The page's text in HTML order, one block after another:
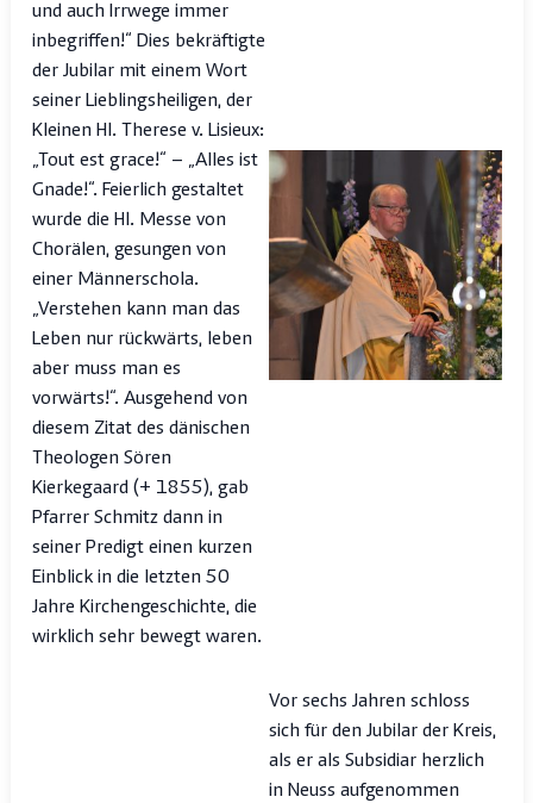
und auch Irrwege immer
inbegriffen!“ Dies bekräftigte
der Jubilar mit einem Wort
seiner Lieblingsheiligen, der
Kleinen Hl. Therese v. Lisieux:
„Tout est grace!“ – „Alles ist
Gnade!“. Feierlich gestaltet
wurde die Hl. Messe von
Chorälen, gesungen von
einer Männerschola.
„Verstehen kann man das
Leben nur rückwärts, leben
aber muss man es
vorwärts!“. Ausgehend von
diesem Zitat des dänischen
Theologen Sören
Kierkegaard (+ 1855), gab
Pfarrer Schmitz dann in
seiner Predigt einen kurzen
Einblick in die letzten 50
Jahre Kirchengeschichte, die
wirklich sehr bewegt waren.
Vor sechs Jahren schloss
sich für den Jubilar der Kreis,
als er als Subsidiar herzlich
in Neuss aufgenommen